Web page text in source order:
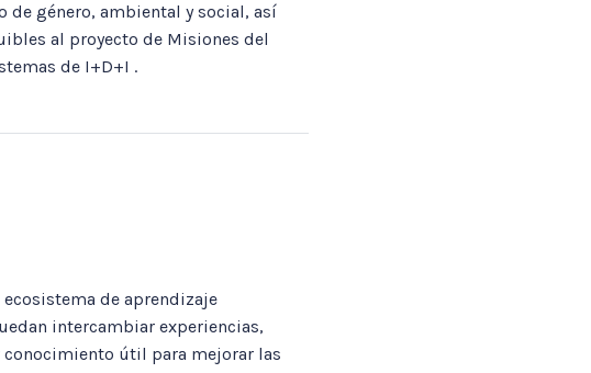
de género, ambiental y social, así
al proyecto de Misiones del
de I+D+I .
ecosistema de aprendizaje
intercambiar experiencias,
útil para mejorar las